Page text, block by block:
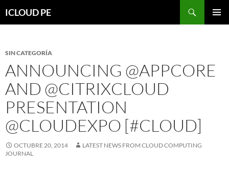
hacia
ICLOUD PE
SIN CATEGORÍA
ANNOUNCING @APPCORE
AND @CITRIXCLOUD
PRESENTATION
@CLOUDEXPO [#CLOUD]
OCTUBRE 20, 2014
LATEST NEWS FROM CLOUD COMPUTING
JOURNAL